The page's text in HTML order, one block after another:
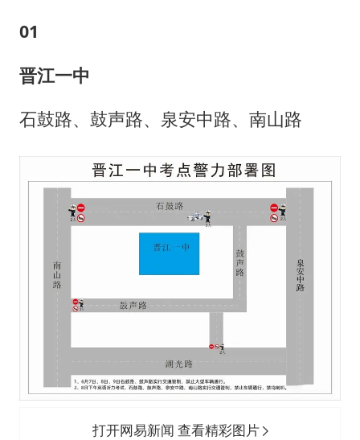
01
晋江一中
石鼓路、鼓声路、泉安中路、南山路
打开网易新闻 查看精彩图片